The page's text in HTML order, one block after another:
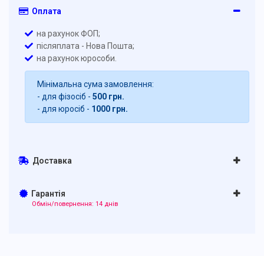
Оплата
на рахунок ФОП;
післяплата - Нова Пошта;
на рахунок юрособи.
Мінімальна сума замовлення:
- для фізосіб - 500 грн.
- для юросіб - 1000 грн.
Доставка
Гарантія
Обмін/повернення: 14 днів